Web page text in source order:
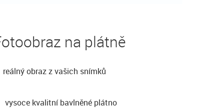
na plátně
reálný obraz z vašich snímků
vysoce kvalitní bavlněné plátno